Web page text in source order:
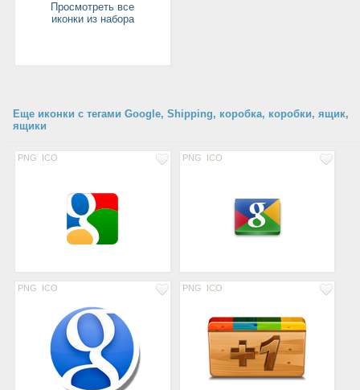
Просмотреть все
иконки из набора
Еще иконки с тегами Google, Shipping, коробка, коробки, ящик,
ящики
PNG ICO PNG ICO
PNG ICO PNG ICO